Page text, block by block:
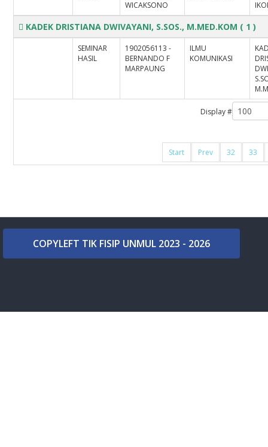
Display #
Start Prev 32 33
WICAKSONO
KADEK DRISTIANA DWIVAYANI, S.SOS., M.MED.KOM ( 1 )
SEMINAR
HASIL
1902056113 -
BERNANDO F
MARPAUNG
ILMU
KOMUNIKASI
COPYLEFT TIK FISIP UNMUL 2023 - 2026